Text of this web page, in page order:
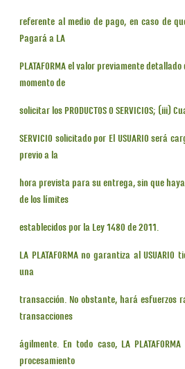
referente al medio de pago, en caso de
Pagará a LA
PLATAFORMA el valor previamente
momento de
solicitar los PRODUCTOS O SERVICIOS; (iii)
SERVICIO solicitado por El USUARIO será
previo a la
hora prevista para su entrega, sin que
de los límites
establecidos por la Ley 1480 de 2011.
LA PLATAFORMA no garantiza al
una
transacción. No obstante, hará esfuerzos
transacciones
ágilmente. En todo caso, LA
procesamiento